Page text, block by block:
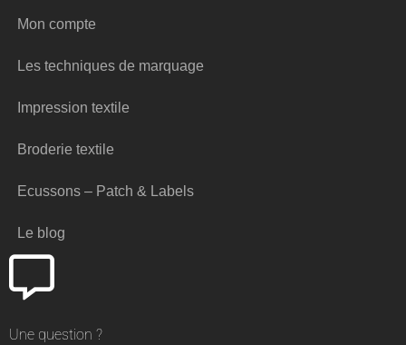
Mon compte
Les techniques de marquage
Impression textile
Broderie textile
Ecussons – Patch & Labels
Le blog
Une question ?